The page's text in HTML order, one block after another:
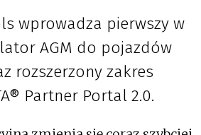
wprowadza pierwszy w
AGM do pojazdów
rozszerzony zakres
Partner Portal 2.0.